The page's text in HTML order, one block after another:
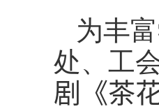
为丰
处、工
剧《茶